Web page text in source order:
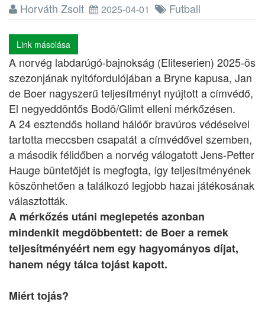
Horváth Zsolt 2025-04-01 Futball
Link másolása
A norvég labdarúgó-bajnokság (Eliteserien) 2025-ös
szezonjának nyitófordulójában a Bryne kapusa, Jan
de Boer nagyszerű teljesítményt nyújtott a címvédő,
El negyeddöntős Bodö/Glimt elleni mérkőzésen.
A 24 esztendős holland hálóőr bravúros védéseivel
tartotta meccsben csapatát a címvédővel szemben,
a második félidőben a norvég válogatott Jens-Petter
Hauge büntetőjét is megfogta, így teljesítményének
köszönhetően a találkozó legjobb hazai játékosának
választották.
A mérkőzés utáni meglepetés azonban
mindenkit megdöbbentett: de Boer a remek
teljesítményéért nem egy hagyományos díjat,
hanem négy tálca tojást kapott.
Miért tojás?